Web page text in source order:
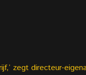
zegt directeur-